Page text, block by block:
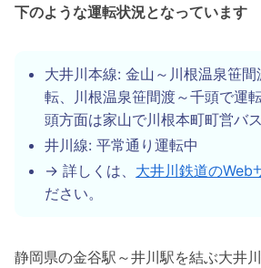
下のような運転状況となっています
大井川本線: 金山～川根温泉笹間
転、川根温泉笹間渡～千頭で運
頭方面は家山で川根本町町営バ
井川線: 平常通り運転中
→ 詳しくは、 大井川鉄道のWeb
ださい。
静岡県の金谷駅～井川駅を結ぶ大井